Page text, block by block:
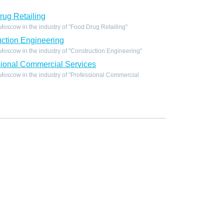
Retailing
in the industry of "Food Drug Retailing"
Engineering
in the industry of "Construction Engineering"
Commercial Services
in the industry of "Professional Commercial